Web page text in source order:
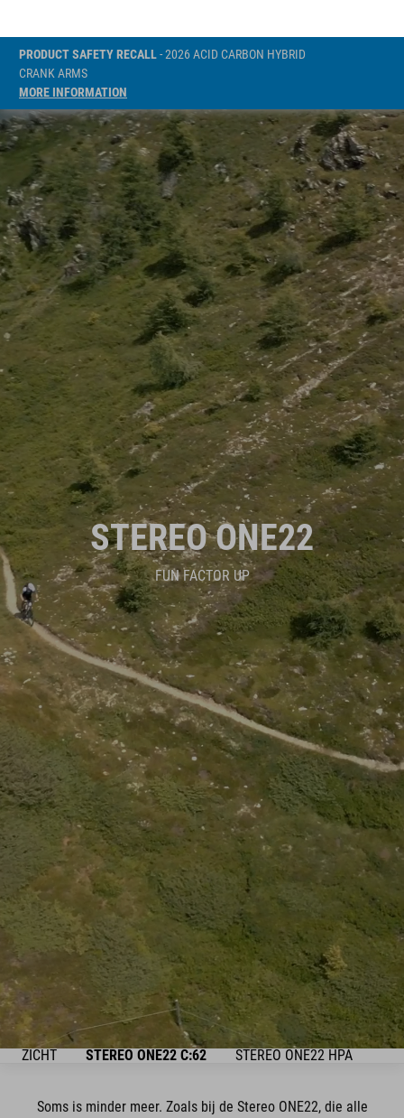
CRANK ARMS
MORE INFORMATION
STEREO ONE22
FUN FACTOR UP
STEREO ONE22 C:62 STEREO ONE22 HPA
Soms is minder meer. Zoals bij de Stereo ONE22, die alle